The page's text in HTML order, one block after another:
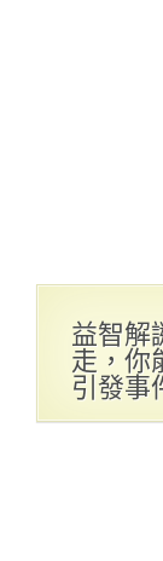
益智解
走，你
引發事